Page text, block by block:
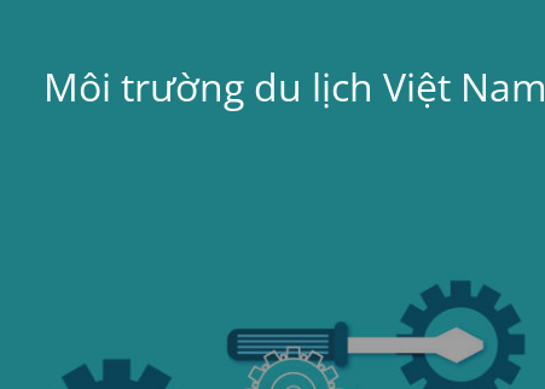
Môi trường du lịch Việt Nam